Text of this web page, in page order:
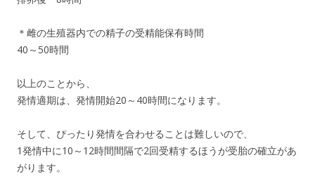
＊雌の生殖器内での精子の受精能保有時間
40～50時間
以上のことから、
発情適期は、発情開始20～40時間になります。
そして、ぴったり発情を合わせることは難しいので、
1発情中に10～12時間間隔で2回受精するほうが受胎の確立があ
がります。